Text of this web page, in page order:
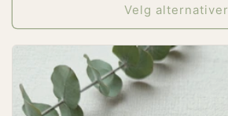
Velg alternativer